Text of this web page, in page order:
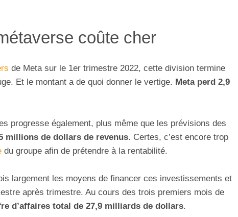
coûte cher
de Meta sur le 1er trimestre 2022, cette division termine
Et le montant a de quoi donner le vertige. Meta perd 2,9
progresse également, plus même que les prévisions des
millions de dollars de revenus. Certes, c’est encore trop
du groupe afin de prétendre à la rentabilité.
largement les moyens de financer ces investissements et
après trimestre. Au cours des trois premiers mois de
d’affaires total de 27,9 milliards de dollars.